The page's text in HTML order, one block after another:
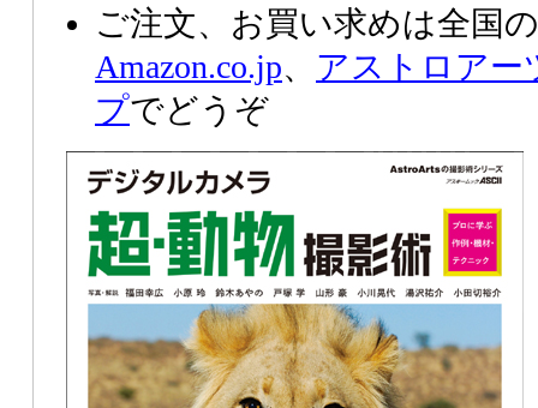
ご注文、お買い求めは全国
Amazon.co.jp、 アストロアー
プでどうぞ